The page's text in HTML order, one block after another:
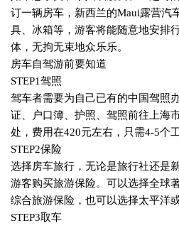
订一辆房车，新西兰的Maui露营汽
具、冰箱等，游客将能随意地安排
体，无拘无束地众乐乐。
房车自驾游前要知道
STEP1驾照
驾车者需要为自己已有的中国驾照
证、户口簿、护照、驾照前往上海
处，费用在420元左右，只需4-5个
STEP2保险
选择房车旅行，无论是旅行社还是
游客购买旅游保险。可以选择全球
综合旅游保险，也可以选择太平洋
STEP3取车